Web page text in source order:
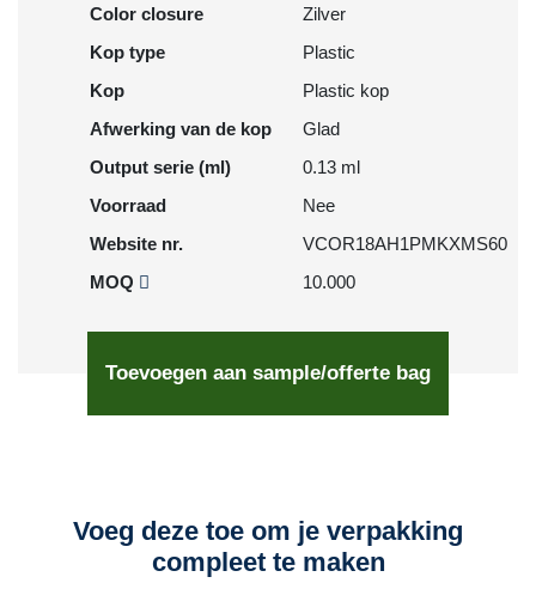
Color closure
Zilver
Kop type
Plastic
Kop
Plastic kop
Afwerking van de kop
Glad
Output serie (ml)
0.13 ml
Voorraad
Nee
Website nr.
VCOR18AH1PMKXMS60
MOQ
10.000
Toevoegen aan sample/offerte bag
Voeg deze toe om je verpakking
compleet te maken